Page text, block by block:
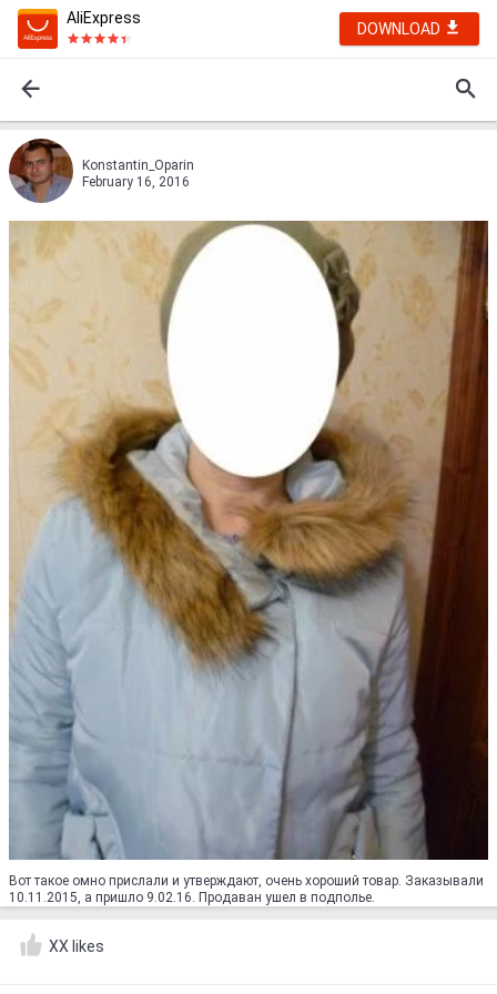
AliExpress
DOWNLOAD
Konstantin_Oparin
February 16, 2016
Вот такое омно прислали и утверждают, очень хороший товар. Заказывали
10.11.2015, а пришло 9.02.16. Продаван ушел в подполье.
XX likes